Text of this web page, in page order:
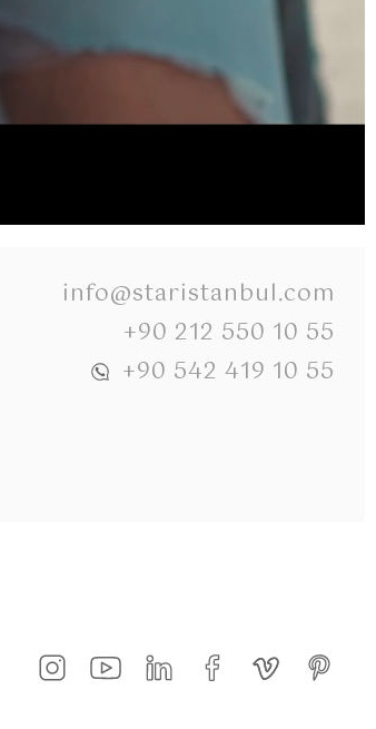
info@staristanbul.com
+90 212 550 10 55
+90 542 419 10 55